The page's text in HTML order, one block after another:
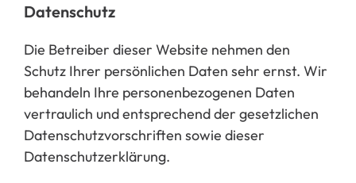
Datenschutz
Die Betreiber dieser Website nehmen den
Schutz Ihrer persönlichen Daten sehr ernst. Wir
behandeln Ihre personenbezogenen Daten
vertraulich und entsprechend der gesetzlichen
Datenschutzvorschriften sowie dieser
Datenschutzerklärung.